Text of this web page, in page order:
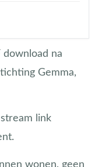
na
Gemma,
link
wonen, geen